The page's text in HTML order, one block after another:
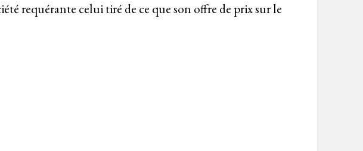
requérante celui tiré de ce que son offre de prix sur le